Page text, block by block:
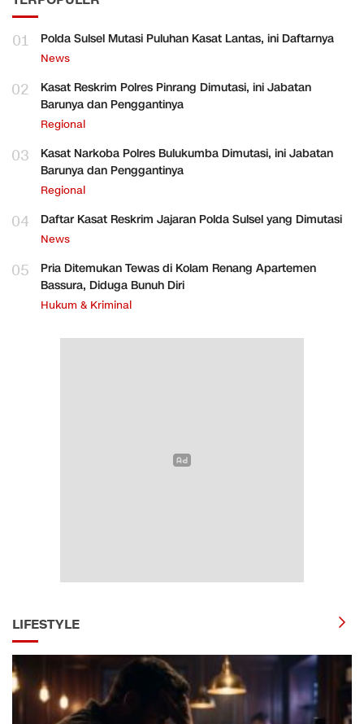
01 Polda Sulsel Mutasi Puluhan Kasat Lantas, ini Daftarnya
News
02
Kasat Reskrim Polres Pinrang Dimutasi, ini Jabatan
Barunya dan Penggantinya
Regional
03
Kasat Narkoba Polres Bulukumba Dimutasi, ini Jabatan
Barunya dan Penggantinya
Regional
04 Daftar Kasat Reskrim Jajaran Polda Sulsel yang Dimutasi
News
05
Pria Ditemukan Tewas di Kolam Renang Apartemen
Bassura, Diduga Bunuh Diri
Hukum & Kriminal
LIFESTYLE